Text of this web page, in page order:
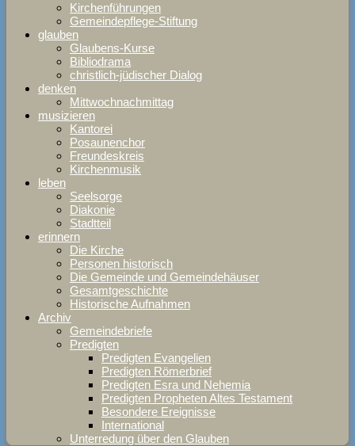
Kirchenführungen
Gemeindepflege-Stiftung
glauben
Glaubens-Kurse
Bibliodrama
christlich-jüdischer Dialog
denken
Mittwochnachmittag
musizieren
Kantorei
Posaunenchor
Freundeskreis
Kirchenmusik
leben
Seelsorge
Diakonie
Stadtteil
erinnern
Die Kirche
Personen historisch
Die Gemeinde und Gemeindehäuser
Gesamtgeschichte
Historische Aufnahmen
Archiv
Gemeindebriefe
Predigten
Predigten Evangelien
Predigten Römerbrief
Predigten Esra und Nehemia
Predigten Propheten Altes Testament
Besondere Ereignisse
International
Unterredung über den Glauben